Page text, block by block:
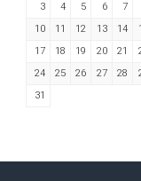
3
4 5 6 7
10
11 12 13 14
17
18 19 20 21
24
25 26 27 28
31